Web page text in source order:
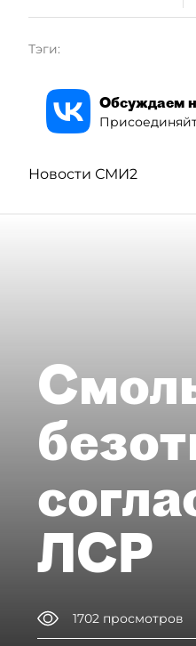
Тэги:
Обсуждаем
Новости СМИ2
ЛСР
1702 просмотров